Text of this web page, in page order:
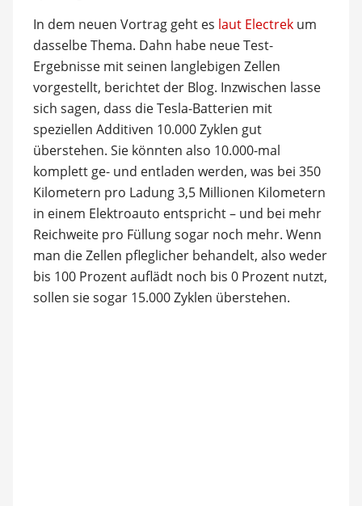
In dem neuen Vortrag geht es laut Electrekum
dasselbe Thema. Dahn habe neue Test-
Ergebnisse mit seinen langlebigen Zellen
vorgestellt, berichtet der Blog. Inzwischen lasse
sich sagen, dass die Tesla-Batterien mit
speziellen Additiven 10.000 Zyklen gut
überstehen. Sie könnten also 10.000-mal
komplett ge- und entladen werden, was bei 350
Kilometern pro Ladung 3,5 Millionen Kilometern
in einem Elektroauto entspricht – und bei mehr
Reichweite pro Füllung sogar noch mehr. Wenn
man die Zellen pfleglicher behandelt, also weder
bis 100 Prozent auflädt noch bis 0 Prozent nutzt,
sollen sie sogar 15.000 Zyklen überstehen.